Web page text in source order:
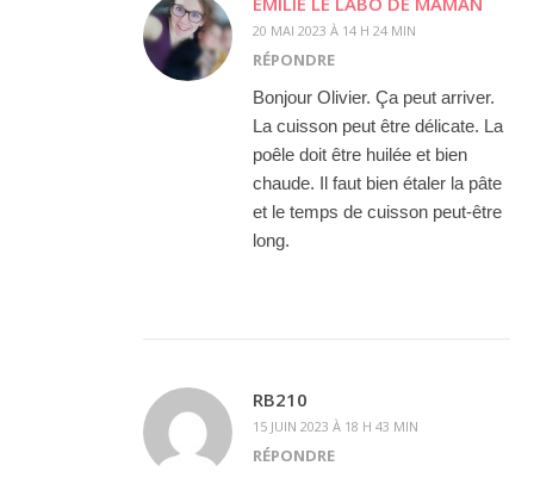
20 MAI 2023 À 14 H 24 MIN
RÉPONDRE
Bonjour Olivier. Ça peut arriver.
La cuisson peut être délicate. La
poêle doit être huilée et bien
chaude. Il faut bien étaler la pâte
et le temps de cuisson peut-être
long.
RB210
15 JUIN 2023 À 18 H 43 MIN
RÉPONDRE